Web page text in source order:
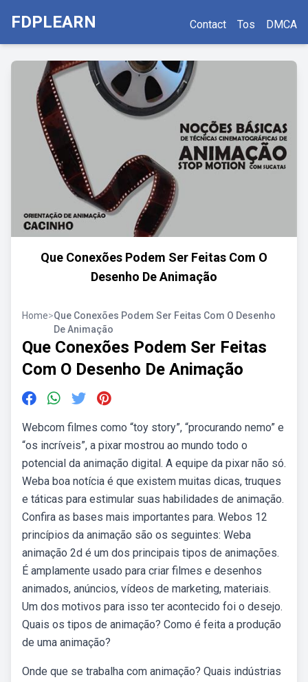
FDPLEARN Contact Tos DMCA
Que Conexões Podem Ser Feitas Com O
Desenho De Animação
Home>Que Conexões Podem Ser Feitas Com O Desenho
De Animação
Que Conexões Podem Ser Feitas
Com O Desenho De Animação
Webcom filmes como “toy story”, “procurando nemo” e
“os incríveis”, a pixar mostrou ao mundo todo o
potencial da animação digital. A equipe da pixar não só.
Weba boa notícia é que existem muitas dicas, truques
e táticas para estimular suas habilidades de animação.
Confira as bases mais importantes para. Webos 12
princípios da animação são os seguintes: Weba
animação 2d é um dos principais tipos de animações.
É amplamente usado para criar filmes e desenhos
animados, anúncios, vídeos de marketing, materiais.
Um dos motivos para isso ter acontecido foi o desejo.
Quais os tipos de animação? Como é feita a produção
de uma animação?
Onde que se trabalha com animação? Quais indústrias